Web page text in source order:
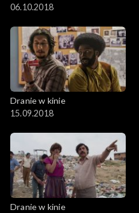
06.10.2018
Dranie w kinie
15.09.2018
Dranie w kinie